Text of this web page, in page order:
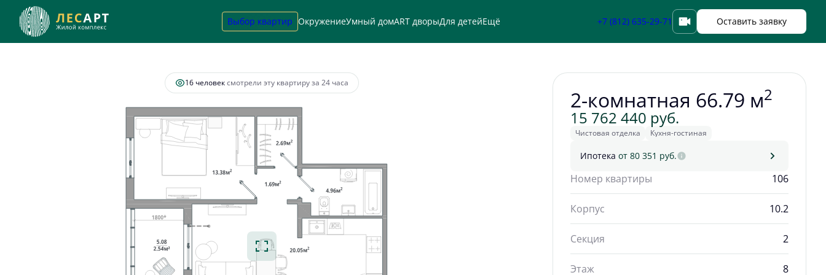
Выбор квартир ОкружениеУмный домART дворыДля детейЕщё +7 (812) 635-29-71 Оставить заявку
2-комнатная66.79 м 15 762 440 руб.Ипотекаот 80 351 руб. Забронировать
16 человексмотрели эту квартиру за 24 часа
2-комнатная 66.79 м2
15 762 440 руб.
Чистовая отделка Кухня-гостиная
Ипотека от 80 351 руб.
Номер квартиры 106
Корпус 10.2
Секция 2
Этаж 8